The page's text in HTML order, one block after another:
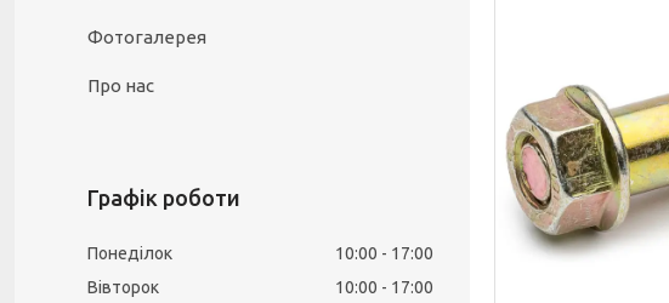
Фотогалерея
Про нас
Графік роботи
Понеділок 10:00
17:00
Вівторок
10:00
17:00